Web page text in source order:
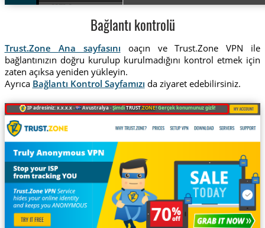
Bağlantı kontrolü
Trust.Zone Ana sayfasını oaçın ve Trust.Zone VPN ile
bağlantınızın doğru kurulup kurulmadığını kontrol etmek için
zaten açıksa yeniden yükleyin.
Ayrıca Bağlantı Kontrol Sayfamızı da ziyaret edebilirsiniz.
IP adresiniz: x.x.x.x · Avustralya ·ŞimdiTRUST.ZONE! Gerçek konumunuz gizli!